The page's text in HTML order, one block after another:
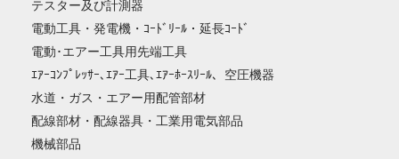
テスター及び計測器
電動工具・発電機・ｺｰﾄﾞﾘｰﾙ・延長ｺｰﾄﾞ
電動･エアー工具用先端工具
ｴｱｰｺﾝﾌﾟﾚｯｻｰ､ｴｱｰ工具､ｴｱｰﾎｰｽﾘｰﾙ、空圧機器
水道・ガス・エアー用配管部材
配線部材・配線器具・工業用電気部品
機械部品